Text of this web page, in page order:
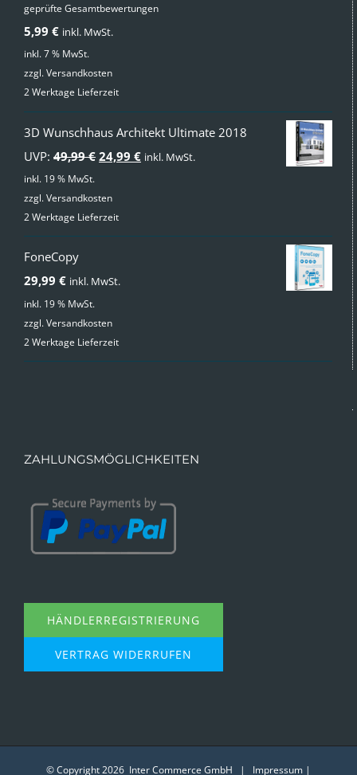
Bewertet
von 5
geprüfte Gesamtbewertungen
5,99 € inkl. MwSt.
inkl. 7 % MwSt.
zzgl.Versandkosten
2 Werktage Lieferzeit
3D Wunschhaus Architekt Ultimate 2018
UVP: 49,99€ Ursprünglicher
war:
24,99 €Aktueller
inkl. MwSt.
inkl. 19 % MwSt.
zzgl.Versandkosten
2 Werktage Lieferzeit
FoneCopy
29,99 € inkl. MwSt.
inkl. 19 % MwSt.
zzgl.Versandkosten
2 Werktage Lieferzeit
ZAHLUNGSMÖGLICHKEITEN
HÄNDLERREGISTRIERUNG
VERTRAG WIDERRUFEN
© Copyright2026 Inter Commerce GmbH | Impressum |